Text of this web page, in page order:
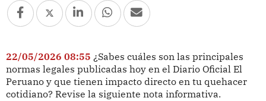
22/05/2026 08:55 ¿Sabes cuáles son las principales
normas legales publicadas hoy en el Diario Oficial El
Peruano y que tienen impacto directo en tu quehacer
cotidiano? Revise la siguiente nota informativa.